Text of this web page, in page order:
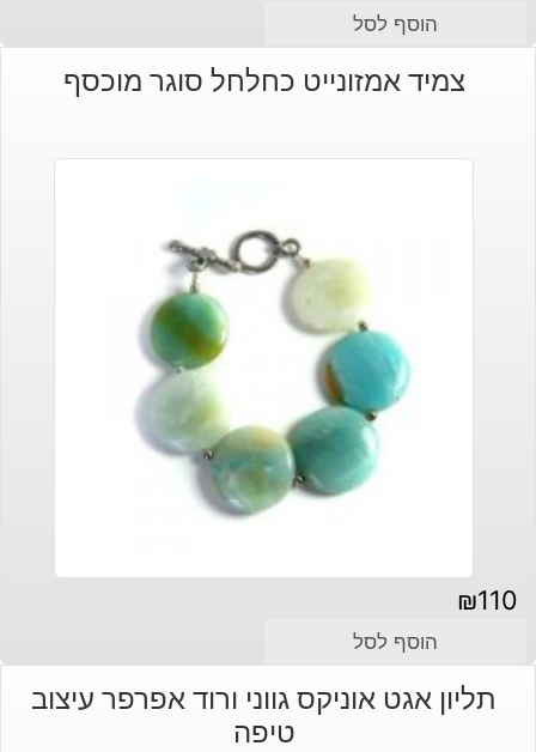
הוסף לסל
צמיד אמזונייט כחלחל סוגר מוכסף
₪110
הוסף לסל
תליון אגט אוניקס גווני ורוד אפרפר עיצוב
טיפה